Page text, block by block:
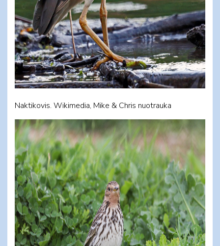
Naktikovis. Wikimedia, Mike & Chris nuotrauka